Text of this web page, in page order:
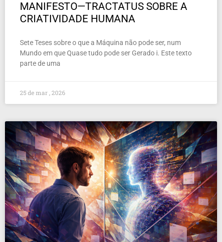
MANIFESTO—TRACTATUS SOBRE A
CRIATIVIDADE HUMANA
Sete Teses sobre o que a Máquina não pode ser, num
Mundo em que Quase tudo pode ser Gerado i. Este texto
parte de uma
25 de mar , 2026